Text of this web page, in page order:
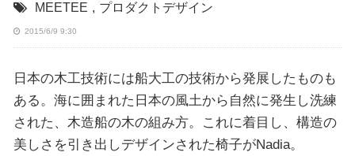
MEETEE , プロダクトデザイン
2015/6/9 9:30
日本の木工技術には船大工の技術から発展したものも
ある。海に囲まれた日本の風土から自然に発生し洗練
された、木造船の木の組み方。これに着目し、構造の
美しさを引き出しデザインされた椅子がNadia。